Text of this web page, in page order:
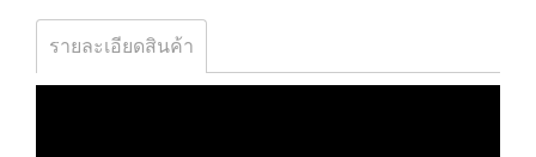
รายละเอียดสินค้า